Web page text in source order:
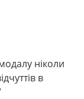
ніколи
в